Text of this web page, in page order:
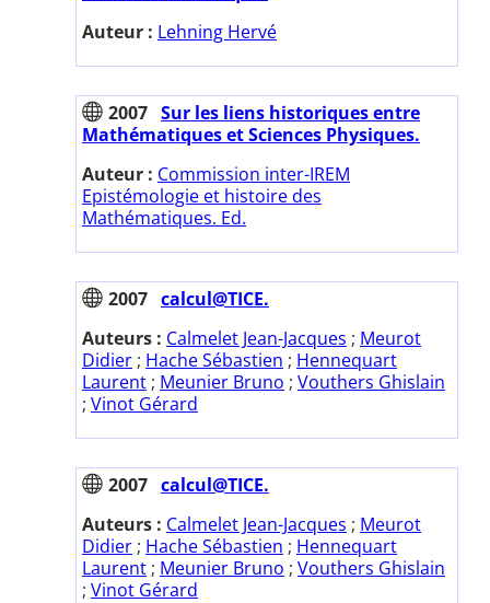
Auteur : Lehning Hervé
2007 Sur les liens historiques entre
Mathématiques et Sciences Physiques.
Auteur : Commission inter-IREM
Epistémologie et histoire des
Mathématiques. Ed.
2007 calcul@TICE.
Auteurs : Calmelet Jean-Jacques ; Meurot
Didier ; Hache Sébastien ; Hennequart
Laurent ; Meunier Bruno ; Vouthers Ghislain
; Vinot Gérard
2007 calcul@TICE.
Auteurs : Calmelet Jean-Jacques ; Meurot
Didier ; Hache Sébastien ; Hennequart
Laurent ; Meunier Bruno ; Vouthers Ghislain
; Vinot Gérard